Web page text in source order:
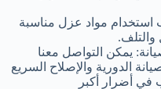
استخدام مواد عزل مناسبة
والتلف.
يمكن التواصل معنا
الدورية والإصلاح السريع
في أضرار أكبر